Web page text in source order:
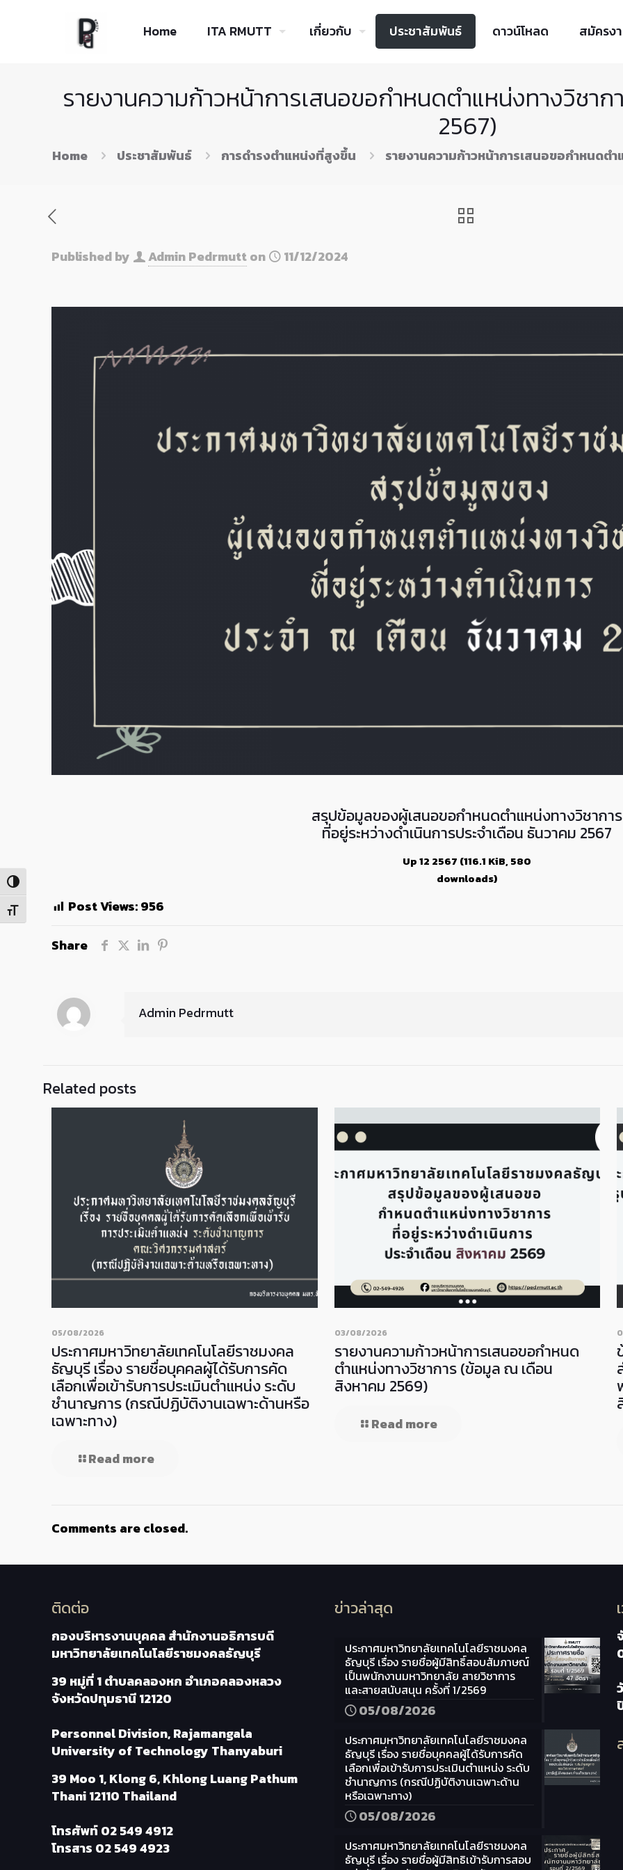
Toggle High Contrast
Toggle Font size
Home ITA RMUTT เกี่ยวกับ ประชาสัมพันธ์ ดาวน์โหลด สมัครง
รายงานความก้าวหน้าการเสนอขอกำหนดตำแหน่งทางวิชา
2567)
Home ประชาสัมพันธ์ การดำรงตำแหน่งที่สูงขึ้น รายงานความก้าวหน้าการเสนอขอกำหนดต
Published by Admin Pedrmutton 11/12/2024
สรุปข้อมูลของผู้เสนอขอกำหนดตำแหน่งทางวิชาการ
ที่อยู่ระหว่างดำเนินการประจำเดือน ธันวาคม 2567
Up 12 2567 (116.1 KiB, 580
downloads)
Post Views:956
Share
Admin Pedrmutt
Related posts
05/08/2026
ประกาศมหาวิทยาลัยเทคโนโลยีราชมงคล
ธัญบุรี เรื่อง รายชื่อบุคคลผู้ได้รับการคัด
เลือกเพื่อเข้ารับการประเมินตำแหน่ง ระดับ
ชำนาญการ (กรณีปฏิบัติงานเฉพาะด้านหรือ
เฉพาะทาง)
Read more
03/08/2026
รายงานความก้าวหน้าการเสนอขอกำหนด
ตำแหน่งทางวิชาการ (ข้อมูล ณ เดือน
สิงหาคม 2569)
Read more
Comments are closed.
ติดต่อ
กองบริหารงานบุคคล สำนักงานอธิการบดี
มหาวิทยาลัยเทคโนโลยีราชมงคลธัญบุรี
39 หมู่ที่ 1 ตำบลคลองหก อำเภอคลองหลวง
จังหวัดปทุมธานี 12120
Personnel Division, Rajamangala
University of Technology Thanyaburi
39 Moo 1, Klong 6, Khlong Luang Pathum
Thani 12110 Thailand
โทรศัพท์02 549 4912
โทรสาร 02 549 4923
ข่าวล่าสุด
ประกาศมหาวิทยาลัยเทคโนโลยีราชมงคล
ธัญบุรี เรื่อง รายชื่อผู้มีสิทธิ์สอบสัมภาษณ์
เป็นพนักงานมหาวิทยาลัย สายวิชาการ
และสายสนับสนุน ครั้งที่ 1/2569
05/08/2026
ประกาศมหาวิทยาลัยเทคโนโลยีราชมงคล
ธัญบุรี เรื่อง รายชื่อบุคคลผู้ได้รับการคัด
เลือกเพื่อเข้ารับการประเมินตำแหน่ง ระดับ
ชำนาญการ (กรณีปฏิบัติงานเฉพาะด้าน
หรือเฉพาะทาง)
05/08/2026
ประกาศมหาวิทยาลัยเทคโนโลยีราชมงคล
ธัญบุรี เรื่อง รายชื่อผู้มีสิทธิเข้ารับการสอบ